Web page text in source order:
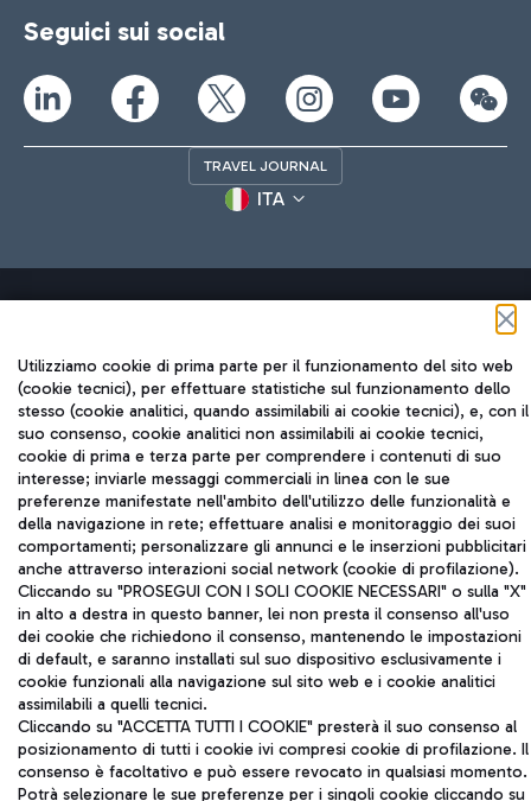
Seguici sui social
TRAVEL JOURNAL
ITA
Aeroporti di Roma S.p.A. - Società soggetta a direzione e
coordinamento di Mundys S.p.A.
Codice fiscale e Registro delle Imprese di Roma 13032990155 P.
IVA 06572251004
Capitale sociale 62.224.743,00 int. vers.
Sede legale: Via Pier Paolo Racchetti 1 - 00054 Fiumicino (RM)
telefono +39 06 65951
Privacy policy
Note legali
Mappa sito
Accessibilità
Roma FCO
L'aeroporto stellato
QUALITÀ SOSTENIBILITÀ INNOVAZIONE
Utilizziamo cookie di prima parte per il funzionamento del sito web
(cookie tecnici), per effettuare statistiche sul funzionamento dello
stesso (cookie analitici, quando assimilabili ai cookie tecnici), e, con il
suo consenso, cookie analitici non assimilabili ai cookie tecnici,
cookie di prima e terza parte per comprendere i contenuti di suo
interesse; inviarle messaggi commerciali in linea con le sue
preferenze manifestate nell'ambito dell'utilizzo delle funzionalità e
della navigazione in rete; effettuare analisi e monitoraggio dei suoi
comportamenti; personalizzare gli annunci e le inserzioni pubblicitari
anche attraverso interazioni social network (cookie di profilazione).
Cliccando su "PROSEGUI CON I SOLI COOKIE NECESSARI" o sulla "X"
in alto a destra in questo banner, lei non presta il consenso all'uso
dei cookie che richiedono il consenso, mantenendo le impostazioni
di default, e saranno installati sul suo dispositivo esclusivamente i
cookie funzionali alla navigazione sul sito web e i cookie analitici
assimilabili a quelli tecnici.
Cliccando su "ACCETTA TUTTI I COOKIE" presterà il suo consenso al
posizionamento di tutti i cookie ivi compresi cookie di profilazione. Il
consenso è facoltativo e può essere revocato in qualsiasi momento.
Potrà selezionare le sue preferenze per i singoli cookie cliccando su